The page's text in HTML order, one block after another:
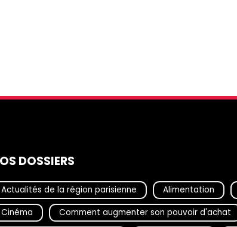
DOSSIERS
Actualités de la région parisienne Alimentation
Cinéma
Comment augmenter son pouvoir d'achat